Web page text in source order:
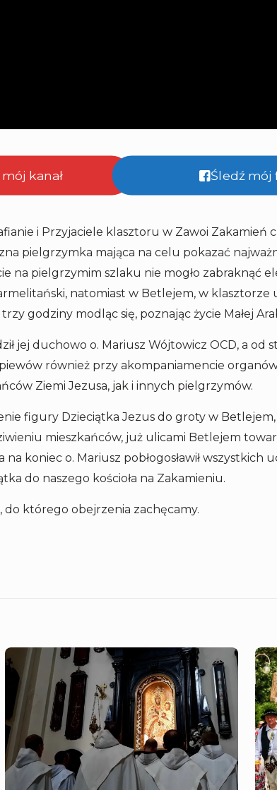
kanał Śledź mój
i Przyjaciele klasztoru w Zawoi Zakamień
pielgrzymka mająca na celu pokazać
na pielgrzymim szlaku nie mogło zabraknąć
natomiast w Betlejem, w
godziny modląc się, poznając życie Małej
jej duchowo o. Mariusz Wójtowicz OCD, a
również przy akompaniamencie
Ziemi Jezusa, jak i innych pielgrzymów.
figury Dzieciątka Jezus do groty w
mieszkańców, już ulicami Betlejem
koniec o. Mariusz pobłogosławił
do naszego kościoła na Zakamieniu.
do którego obejrzenia zachęcamy.